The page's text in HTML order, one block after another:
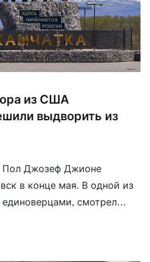
из США
выдворить из
Пол Джозеф Джионе
в конце мая. В одной из
смотрел
полиция усмотрела